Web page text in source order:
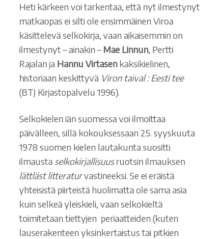
Heti kärkeen voi tarkentaa, että nyt ilmestynyt
matkaopas ei silti ole ensimmäinen Viroa
käsittelevä selkokirja, vaan aikaisemmin on
ilmestynyt – ainakin – Mae Linnun, Pertti
Rajalan ja Hannu Virtasenkaksikielinen,
historiaan keskittyvä Viron taival : Eesti tee
(BTJ Kirjastopalvelu 1996).
Selkokielen iän suomessa voi ilmoittaa
päivälleen, sillä kokouksessaan 25. syyskuuta
1978 suomen kielen lautakunta suositti
ilmausta selkokirjallisuusruotsin ilmauksen
lättläst litteraturvastineeksi. Se ei eräistä
yhteisistä piirteistä huolimatta ole sama asia
kuin selkeä yleiskieli, vaan selkokieltä
toimitetaan tiettyjen periaatteiden (kuten
lauserakenteen yksinkertaistus tai pitkien